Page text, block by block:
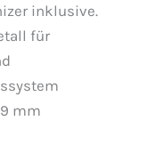
inklusive.
für
mm